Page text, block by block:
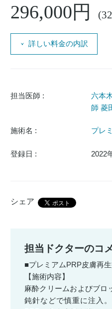
296,000円
詳しい料金の内訳
担当医師 :
六本
師 菱
施術名 : プレ
登録日 : 2022
シェア
担当ドクターのコ
■プレミアムPRP皮膚再
【施術内容】
麻酔クリームおよびブロ
鈍針などで慎重に注入